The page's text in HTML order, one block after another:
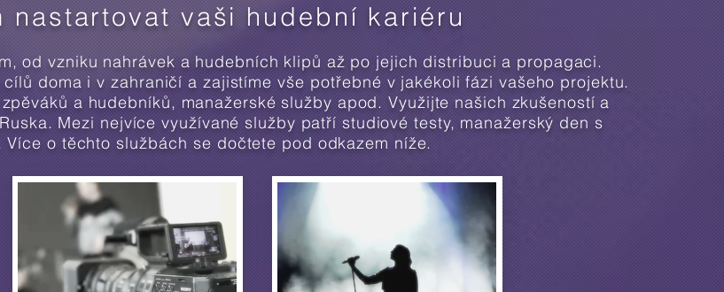
nastartovat vaši hudební kariéru
od vzniku nahrávek a hudebních klipů až po jejich distribuci a propagaci.
doma i v zahraničí a zajistíme vše potřebné v jakékoli fázi vašeho projektu.
a hudebníků, manažerské služby apod. Využijte našich zkušeností a
Mezi nejvíce využívané služby patří studiové testy, manažerský den s
Více o těchto službách se dočtete pod odkazem níže.